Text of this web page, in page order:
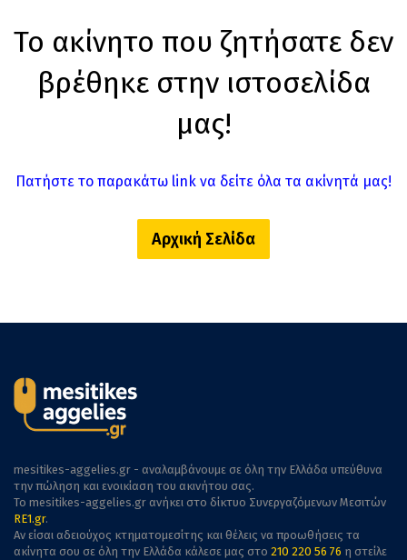
Το ακίνητο που ζητήσατε δεν
βρέθηκε στην ιστοσελίδα
μας!
Πατήστε το παρακάτω link να δείτε όλα τα ακίνητά μας!
Αρχική Σελίδα
mesitikes-aggelies.gr - αναλαμβάνουμε σε όλη την Ελλάδα υπεύθυνα
την πώληση και ενοικίαση του ακινήτου σας.
To mesitikes-aggelies.gr ανήκει στο δίκτυο Συνεργαζόμενων Μεσιτών
RE1.gr.
Αν είσαι αδειούχος κτηματομεσίτης και θέλεις να προωθήσεις τα
ακίνητα σου σε όλη την Ελλάδα κάλεσε μας στο 210 220 56 76 η στείλε